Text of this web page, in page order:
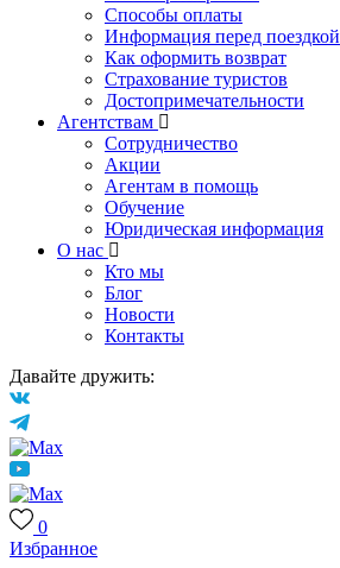
Способы оплаты
Информация перед поездкой
Как оформить возврат
Страхование туристов
Достопримечательности
Агентствам
Сотрудничество
Акции
Агентам в помощь
Обучение
Юридическая информация
О нас
Кто мы
Блог
Новости
Контакты
Давайте дружить:
0
Избранное